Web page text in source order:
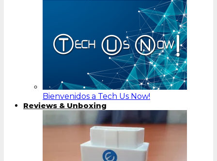
Bienvenidos a Tech Us Now!
Reviews & Unboxing